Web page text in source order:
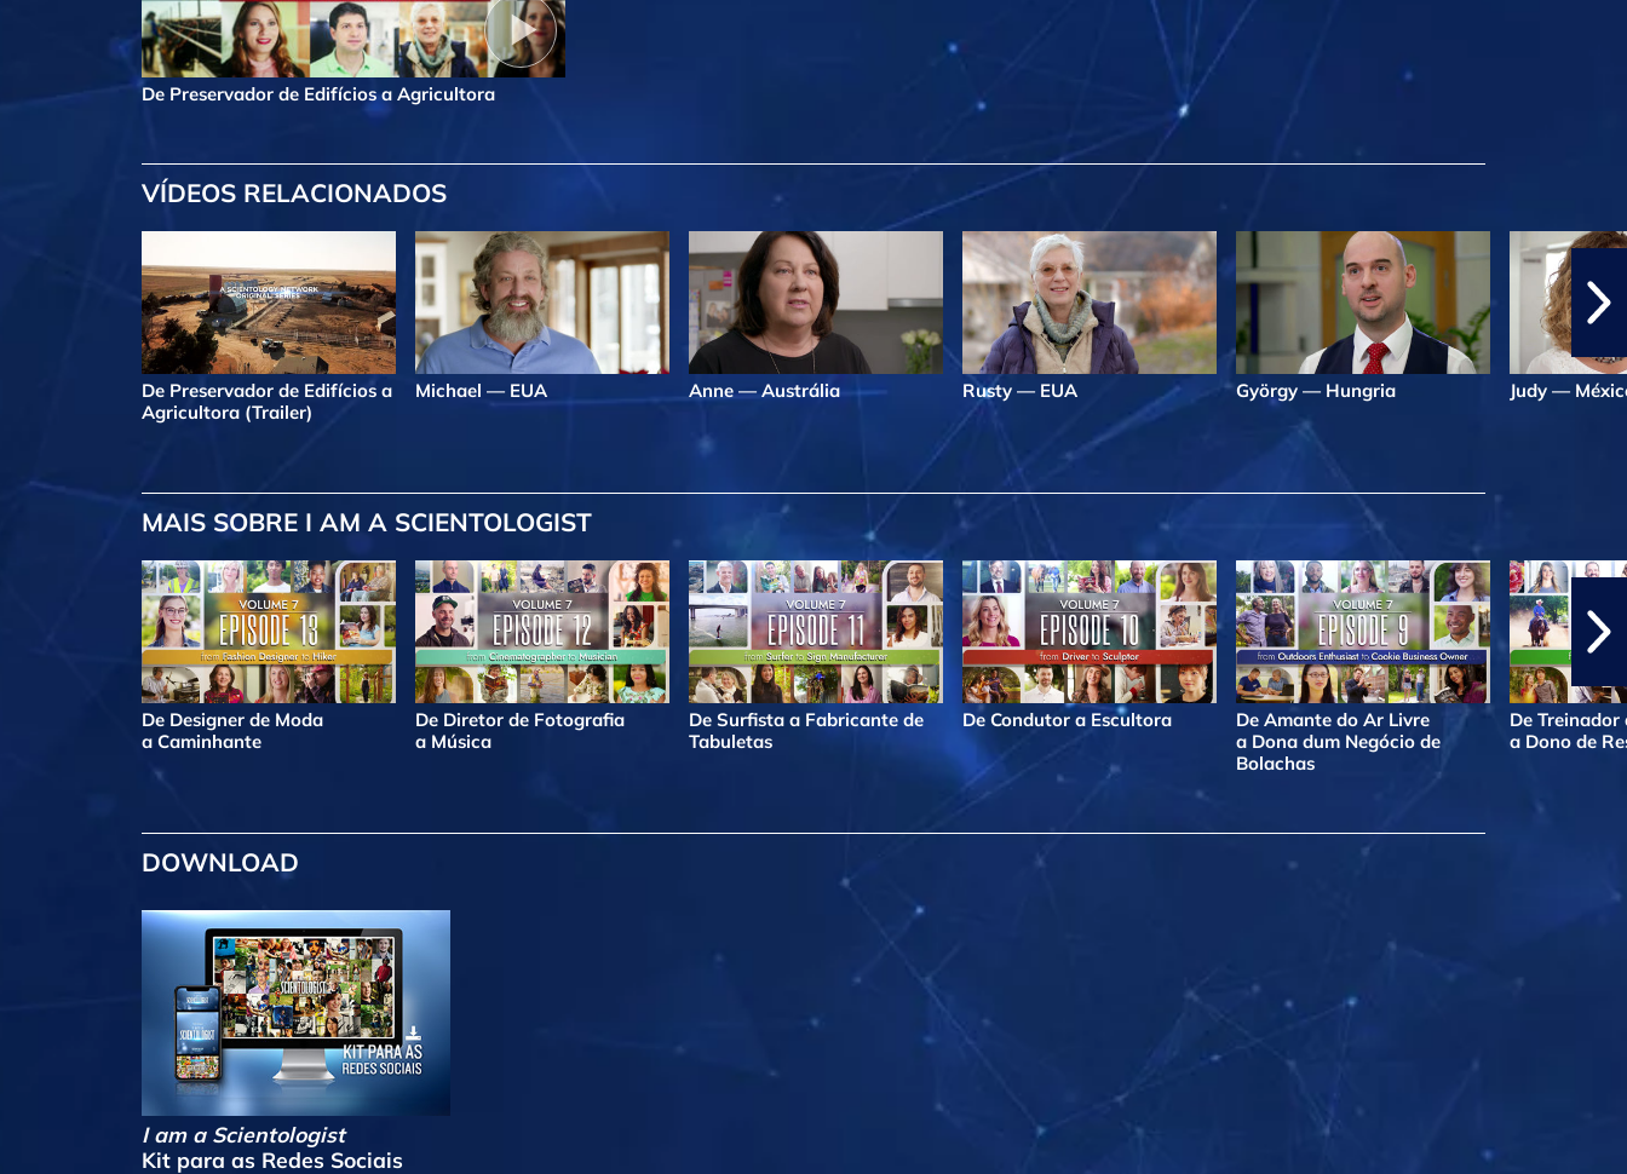
De Preservador de Edifícios a Agricultora
VÍDEOS RELACIONADOS
De Preservador de Edifícios a
Agricultora (Trailer)
Michael — EUA Anne — Austrália Rusty — EUA György — Hungria Judy —
MAIS SOBRE I AM A SCIENTOLOGIST
De Designer de Moda
a Caminhante
De Diretor de Fotografia
a Música
De Surfista a Fabricante de
Tabuletas
De Condutor a Escultora
De Amante do Ar Livre
a Dona dum Negócio de
Bolachas
De Treinador
a Dono de
DOWNLOAD
I am a Scientologist
Kit para as Redes Sociais